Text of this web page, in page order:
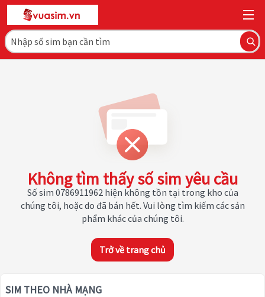
Không tìm thấy số sim yêu cầu
Số sim 0786911962 hiện không tồn tại trong kho của
chúng tôi, hoặc do đã bán hết. Vui lòng tìm kiếm các sản
phẩm khác của chúng tôi.
Trở về trang chủ
SIM THEO NHÀ MẠNG